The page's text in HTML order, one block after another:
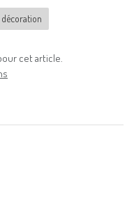
décoration
cet article.